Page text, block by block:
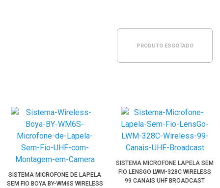
PRODUTO ESGOTADO
SISTEMA MICROFONE DE LAPELA
SEM FIO BOYA BY-WM6S WIRELESS
SISTEMA MICROFONE LAPELA SEM
FIO LENSGO LWM-328C WIRELESS
99 CANAIS UHF BROADCAST